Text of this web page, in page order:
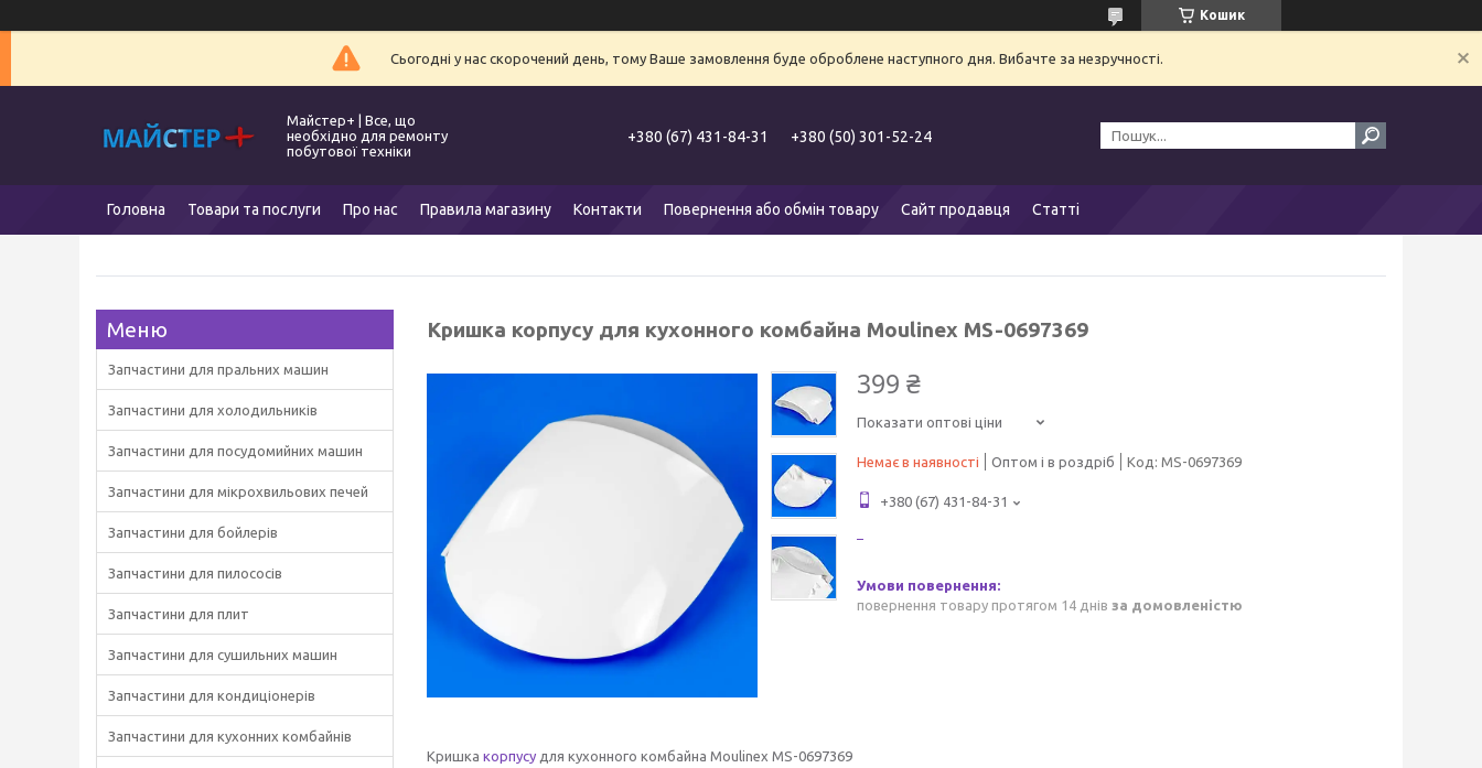
Кошик
Сьогодні у нас скорочений день, тому Ваше замовлення буде оброблене наступного дня. Вибачте за незручності.
Майстер+ | Все, що
необхідно для ремонту
побутової техніки
+380 (67) 431-84-31 +380 (50) 301-52-24
Головна Товари та послуги Про нас Правила магазину Контакти Повернення або обмін товару Сайт продавця Статті
Кришка корпусу для кухонного комбайна Moulinex MS-0697369
399 ₴
Показати оптові ціни
Немає в наявності Оптом і в роздріб Код: MS-0697369
+380 (67) 431-84-31
повернення товару протягом 14 днів за домовленістю
Кришка корпусу для кухонного комбайна Moulinex MS-0697369
Запчастини для пральних машин
Запчастини для холодильників
Запчастини для посудомийних машин
Запчастини для мікрохвильових печей
Запчастини для бойлерів
Запчастини для пилососів
Запчастини для плит
Запчастини для сушильних машин
Запчастини для кондиціонерів
Запчастини для кухонних комбайнів